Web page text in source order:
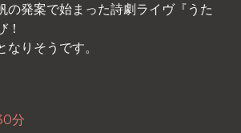
の発案で始まった詩劇ライヴ『うた
！
りそうです。
分